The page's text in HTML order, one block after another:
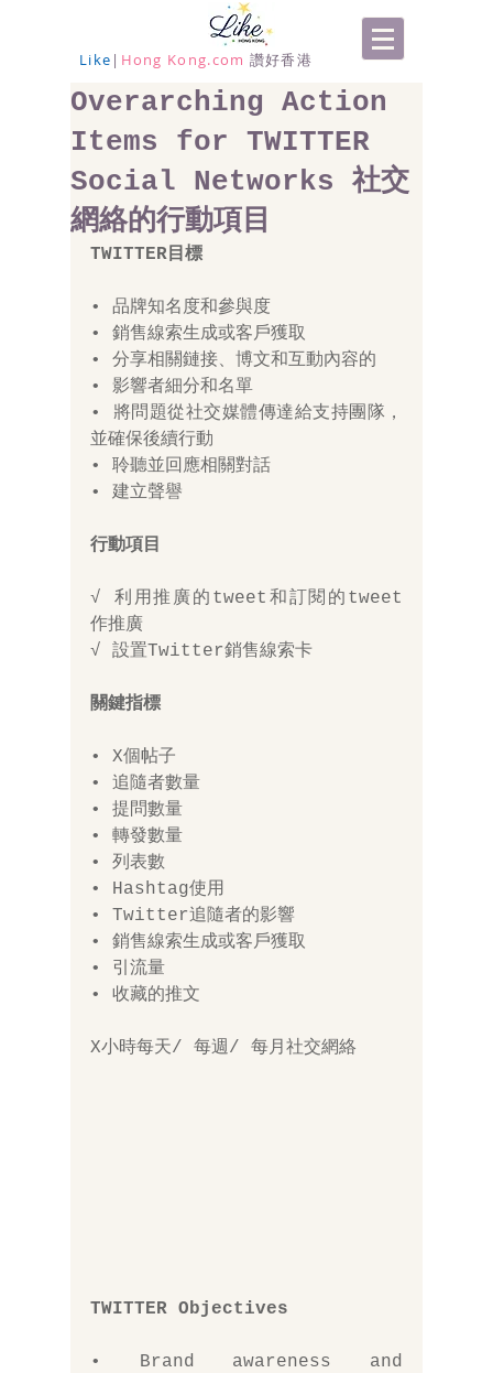
Like | Hong Kong.com 讚好香港
Overarching Action
Items for TWITTER
Social Networks 社交
網絡的行動項目
TWITTER目標
• 品牌知名度和參與度
• 銷售線索生成或客戶獲取
• 分享相關鏈接、博文和互動內容的
• 影響者細分和名單
• 將問題從社交媒體傳達給支持團隊，
並確保後續行動
• 聆聽並回應相關對話
• 建立聲譽
行動項目
√ 利用推廣的tweet和訂閱的tweet
作推廣
√ 設置Twitter銷售線索卡
關鍵指標
• X個帖子
• 追隨者數量
• 提問數量
• 轉發數量
• 列表數
• Hashtag使用
• Twitter追隨者的影響
• 銷售線索生成或客戶獲取
• 引流量
• 收藏的推文
X小時每天/ 每週/ 每月社交網絡
TWITTER Objectives
• Brand awareness and